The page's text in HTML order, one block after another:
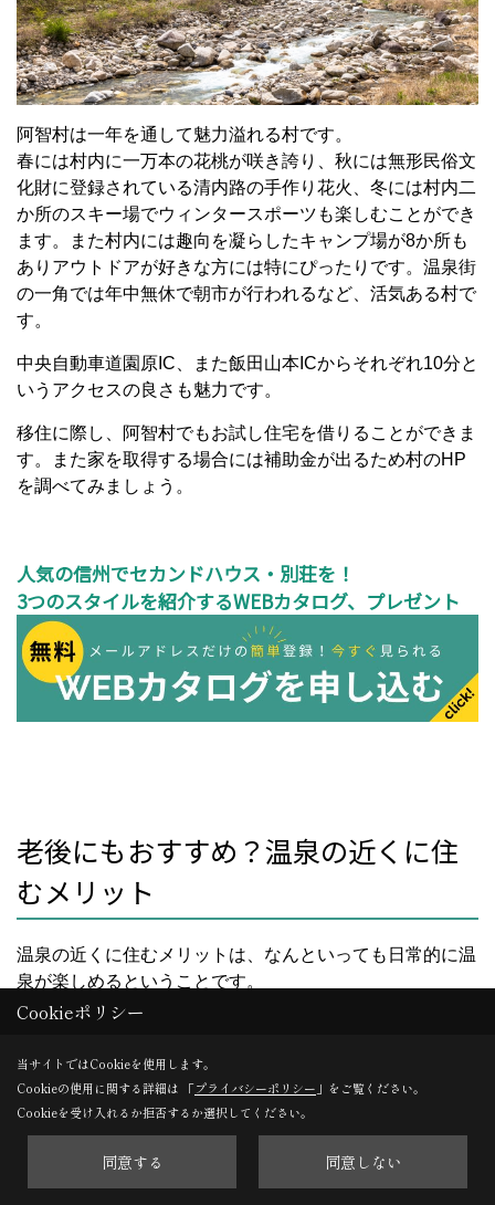
阿智村は一年を通して魅力溢れる村です。
春には村内に一万本の花桃が咲き誇り、秋には無形民俗文
化財に登録されている清内路の手作り花火、冬には村内二
か所のスキー場でウィンタースポーツも楽しむことができ
ます。また村内には趣向を凝らしたキャンプ場が8か所も
ありアウトドアが好きな方には特にぴったりです。温泉街
の一角では年中無休で朝市が行われるなど、活気ある村で
す。
中央自動車道園原IC、また飯田山本ICからそれぞれ10分と
いうアクセスの良さも魅力です。
移住に際し、阿智村でもお試し住宅を借りることができま
す。また家を取得する場合には補助金が出るため村のHP
を調べてみましょう。
人気の信州でセカンドハウス・別荘を！
3つのスタイルを紹介するWEBカタログ、プレゼント
老後にもおすすめ？温泉の近くに住
むメリット
温泉の近くに住むメリットは、なんといっても日常的に温
泉が楽しめるということです。
これは、温泉好きな方にとっては夢のような暮らしではな
でお風呂を毎日沸かす必要もなくお風呂掃除の手間が省け
るのも嬉しいポイントです。
リアによっては居住費を抑えられますよ。
Cookieポリシー
当サイトではCookieを使用します。
Cookieの使用に関する詳細は 「プライバシーポリシー 」をご覧ください。
Cookieを受け入れるか拒否するか選択してください。
同意する 同意しない